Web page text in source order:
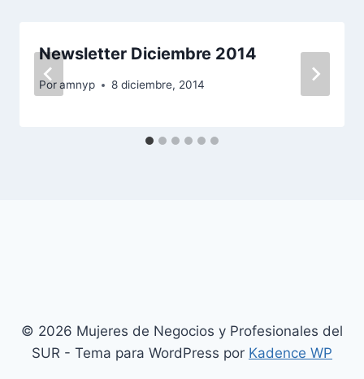
Newsletter Diciembre 2014
Poramnyp 8 diciembre, 2014
© 2026 Mujeres de Negocios y Profesionales del
SUR - Tema para WordPress por Kadence WP